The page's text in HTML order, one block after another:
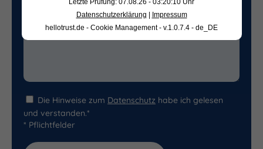
Die Hinweise zum Datenschutz habe ich gelesen
und verstanden.*
* Pflichtfelder
Datenschutzerklärung | Impressum
hellotrust.de - Cookie Management - v.1.0.7.4 - de_DE